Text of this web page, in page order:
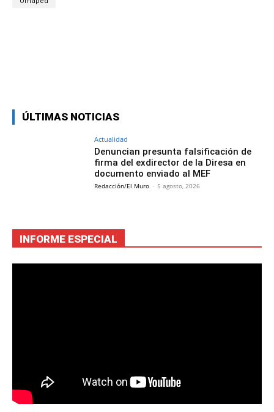
ÚLTIMAS NOTICIAS
Actualidad
Denuncian presunta falsificación de
firma del exdirector de la Diresa en
documento enviado al MEF
Redacción/El Muro - 5 agosto, 2026
INFORME ESPECIAL